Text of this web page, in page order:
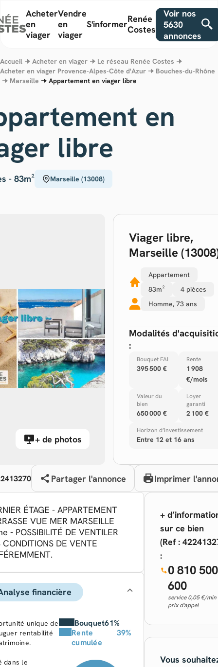
Acheter
en
viager
Vendre
en
viager
S'informerRenée
Costes
Voir nos
5630
annonces
Accueil Acheter en viager
Le réseau Renée Costes
Acheter en viager Provence-Alpes-Côte d'Azur
Bouches-du-Rhône
Marseille
Appartement en viager libre
en
libre
- 83m² Marseille (13008)
+ de photos
Viager libre,
Marseille
Appartement
83m²
4 pièces
Homme, 73 ans
Modalités
:
Bouquet FAI
395 500 €
Rente
1 908
€/mois
Valeur du
bien
650 000 €
Loyer
garanti
2 100 €
Horizon d’investissement
Entre 12 et 16 ans
Partager l'annonce Imprimer
ÉTAGE - APPARTEMENT
VUE MER MARSEILLE
- POSSIBILITÉ DE VENTILER
CONDITIONS DE VENTE
financière
Bouquet61%
Rente
cumulée
39%
unique de
rentabilité
dans le
+
sur ce bien
(Ref :
:
0 810 500
600
service 0,05 €/min
prix d'appel
Vous